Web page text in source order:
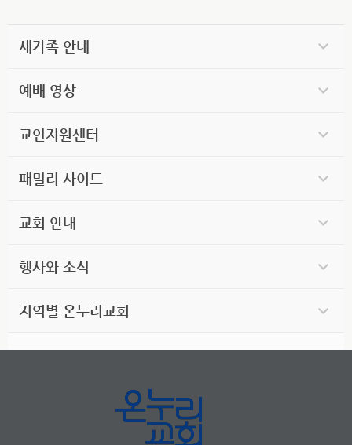
새가족 안내
예배 영상
교인지원센터
패밀리 사이트
교회 안내
행사와 소식
지역별 온누리교회